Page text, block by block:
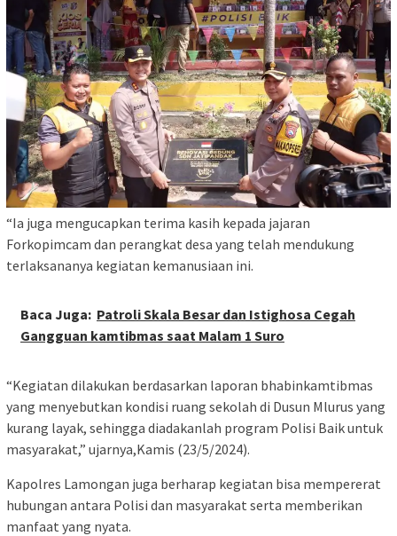
“Ia juga mengucapkan terima kasih kepada jajaran
Forkopimcam dan perangkat desa yang telah mendukung
terlaksananya kegiatan kemanusiaan ini.
Baca Juga: Patroli Skala Besar dan Istighosa Cegah
Gangguan kamtibmas saat Malam 1 Suro
“Kegiatan dilakukan berdasarkan laporan bhabinkamtibmas
yang menyebutkan kondisi ruang sekolah di Dusun Mlurus yang
kurang layak, sehingga diadakanlah program Polisi Baik untuk
masyarakat,” ujarnya,Kamis (23/5/2024).
Kapolres Lamongan juga berharap kegiatan bisa mempererat
hubungan antara Polisi dan masyarakat serta memberikan
manfaat yang nyata.